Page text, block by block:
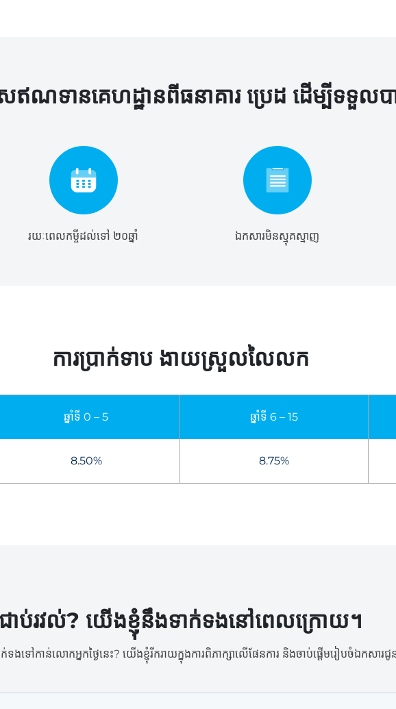
សឥណទានគេហដ្ឋានពីធនាគារ ប្រេដ ដើម្បីទទួលប
រយៈពេលកម្ចីដល់ទៅ ២០ឆ្នាំ ឯកសារមិនស្មុគស្មាញ
ការប្រាក់ទាប ងាយស្រួលលៃលក
ឆ្នាំទី 0 – 5
8.50%
ឆ្នាំទី 6 – 15
8.75%
ជាប់រវល់? យើងខ្ញុំនឹងទាក់ទងនៅពេលក្រោយ។
ទងទៅកាន់លោកអ្នកថ្ងៃនេះ?​​ យើងខ្ញុំរីករាយក្នុងការពិភាក្សាលើផែនការ និងចាប់ផ្តើមរៀបចំឯកសារជូ